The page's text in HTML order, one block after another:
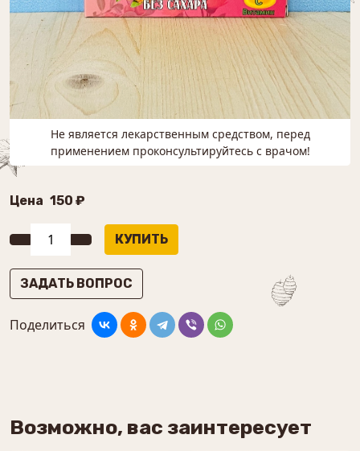
Не является лекарственным средством, перед
применением проконсультируйтесь с врачом!
Цена 150 ₽
ЗАДАТЬ ВОПРОС
Поделиться
Возможно, вас заинтересует